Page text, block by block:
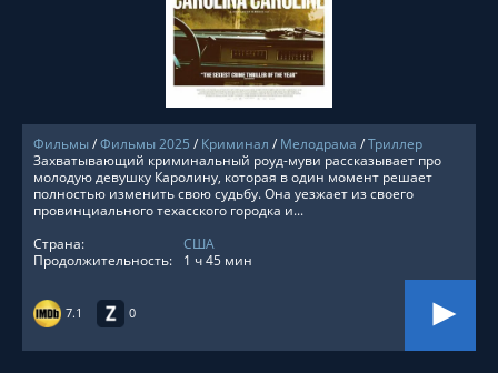
СМОТРЕТЬ ОНЛАЙН
Фильмы/Фильмы 2025 / Криминал / Мелодрама /Триллер
7.1 0
Захватывающий криминальный роуд-муви рассказывает про
молодую девушку Каролину, которая в один момент решает
полностью изменить свою судьбу. Она уезжает из своего
провинциального техасского городка и...
Страна:
США
Продолжительность:
1 ч 45 мин